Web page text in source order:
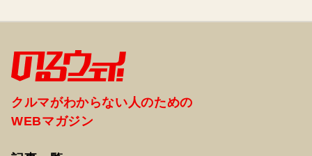
クルマがわからない人のための
WEBマガジン